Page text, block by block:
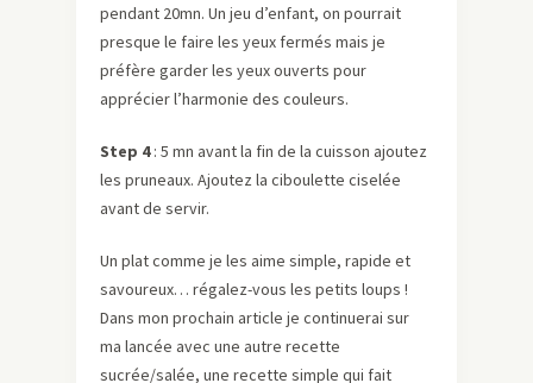
pendant 20mn. Un jeu d’enfant, on pourrait
presque le faire les yeux fermés mais je
préfère garder les yeux ouverts pour
apprécier l’harmonie des couleurs.
Step 4: 5 mn avant la fin de la cuisson ajoutez
les pruneaux. Ajoutez la ciboulette ciselée
avant de servir.
Un plat comme je les aime simple, rapide et
savoureux… régalez-vous les petits loups !
Dans mon prochain article je continuerai sur
ma lancée avec une autre recette
sucrée/salée, une recette simple qui fait